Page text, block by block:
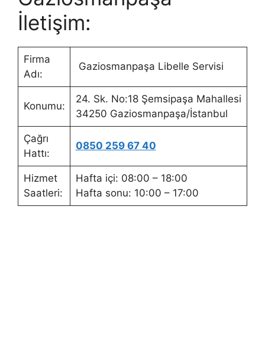
İletişim:
Firma
Adı:
Gaziosmanpaşa Libelle Servisi
Konumu:
24. Sk. No:18 Şemsipaşa Mahallesi
34250 Gaziosmanpaşa/İstanbul
Çağrı
Hattı:
0850 259 67 40
Hizmet
Saatleri:
Hafta içi: 08:00 – 18:00
Hafta sonu: 10:00 – 17:00